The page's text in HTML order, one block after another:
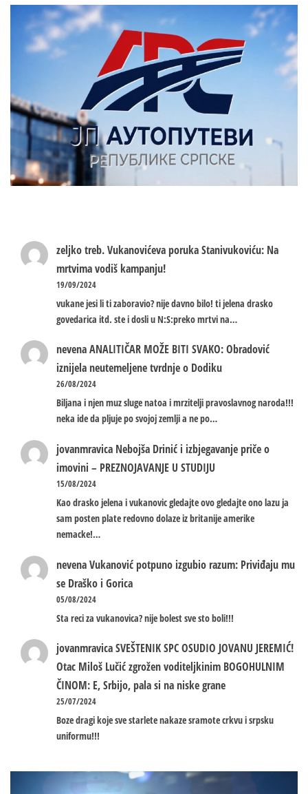
zeljko treb.Vukanovićeva poruka Stanivukoviću: Na
mrtvima vodiš kampanju!
19/09/2024
vukane jesi li ti zaboravio? nije davno bilo! ti jelena drasko
govedarica itd. ste i dosli u N:S:preko mrtvi na…
nevenaANALITIČAR MOŽE BITI SVAKO: Obradović
iznijela neutemeljene tvrdnje o Dodiku
26/08/2024
Biljana i njen muz sluge natoa i mrzitelji pravoslavnog naroda!!!
neka ide da pljuje po svojoj zemlji a ne po…
jovanmravica Nebojša Drinić i izbjegavanje priče o
imovini – PREZNOJAVANJE U STUDIJU
15/08/2024
Kao drasko jelena i vukanovic gledajte ovo gledajte ono lazu ja
sam posten plate redovno dolaze iz britanije amerike
nemacke!…
nevenaVukanović potpuno izgubio razum: Priviđaju mu
se Draško i Gorica
05/08/2024
Sta reci za vukanovica? nije bolest sve sto boli!!!
jovanmravicaSVEŠTENIK SPC OSUDIO JOVANU JEREMIĆ!
Otac Miloš Lučić zgrožen voditeljkinim BOGOHULNIM
ČINOM: E, Srbijo, pala si na niske grane
25/07/2024
Boze dragi koje sve starlete nakaze sramote crkvu i srpsku
uniformu!!!